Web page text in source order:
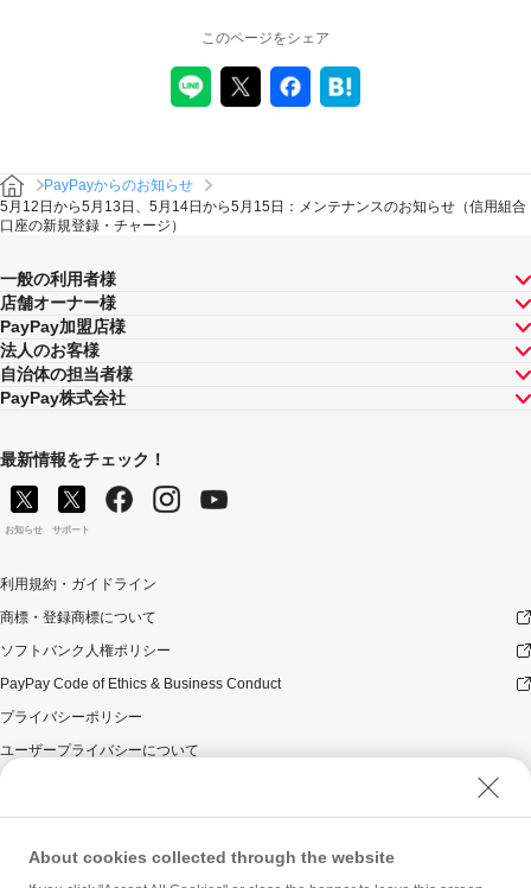
このページをシェア
PayPayからのお知らせ
5月12日から5月13日、5月14日から5月15日：メンテナンスのお知らせ（信用組合
口座の新規登録・チャージ）
一般の利用者様
店舗オーナー様
PayPay加盟店様
法人のお客様
自治体の担当者様
PayPay株式会社
最新情報をチェック！
お知らせ サポート
利用規約・ガイドライン
商標・登録商標について
ソフトバンク人権ポリシー
PayPay Code of Ethics & Business Conduct
プライバシーポリシー
ユーザープライバシーについて
ウェブサイト利用規約
反社会的勢力に対する方針
勧誘方針
About cookies collected through the website